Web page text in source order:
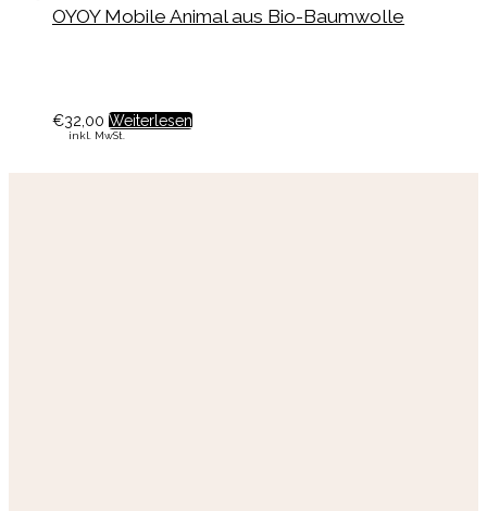
OYOY Mobile Animal aus Bio-Baumwolle
€32,00 Weiterlesen
inkl. MwSt.